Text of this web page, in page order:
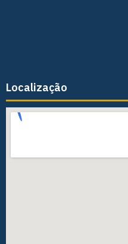
Localização